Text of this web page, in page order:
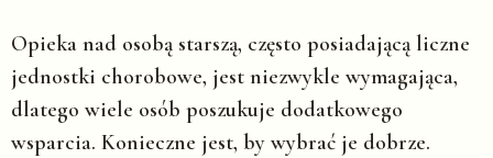
Opieka nad osobą starszą, często posiadającą liczne
jednostki chorobowe, jest niezwykle wymagająca,
dlatego wiele osób poszukuje dodatkowego
wsparcia. Konieczne jest, by wybrać je dobrze.